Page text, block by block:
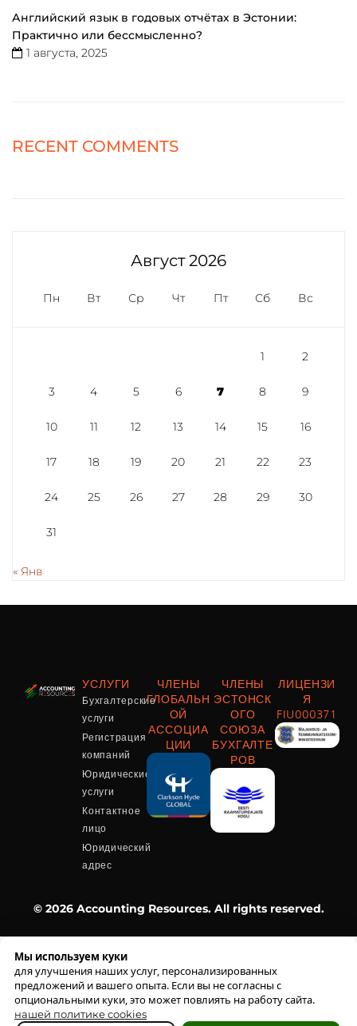
Мы используем куки
для улучшения наших услуг, персонализированных
предложений и вашего опыта. Если вы не согласны с
опциональными куки, это может повлиять на работу сайта.
нашей политике cookies
Английский язык в годовых отчётах в Эстонии:
Практично или бессмысленно?
1 августа, 2025
RECENT COMMENTS
Август 2026
Пн Вт Ср Чт Пт Сб Вс
1 2
3 4 5 6 7 8 9
10 11 12 13 14 15 16
17 18 19 20 21 22 23
24 25 26 27 28 29 30
31
« Янв
УСЛУГИ
Бухгалтерские
услуги
Регистрация
компаний
Юридические
услуги
Контактное
лицо
Юридический
адрес
ЧЛЕНЫ
ГЛОБАЛЬН
ОЙ
АССОЦИА
ЦИИ
ЧЛЕНЫ
ЭСТОНСК
ОГО
СОЮЗА
БУХГАЛТЕ
РОВ
ЛИЦЕНЗИ
Я
FIU000371
© 2026 Accounting Resources. All rights reserved.